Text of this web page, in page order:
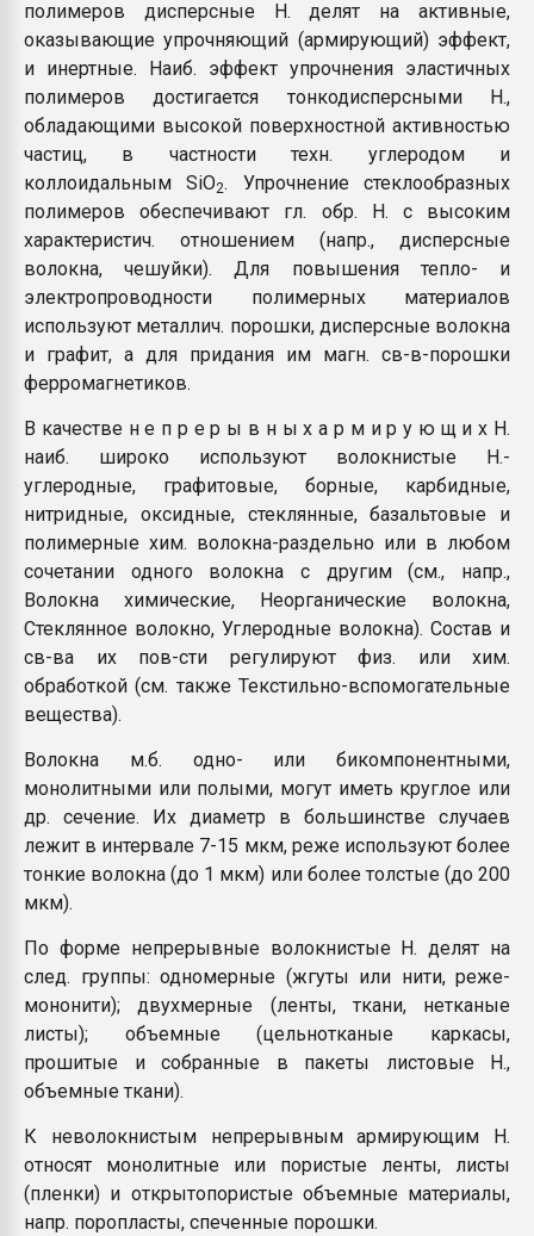
полимеров дисперсные Н. делят на активные,
оказывающие упрочняющий (армирующий) эффект,
и инертные. Наиб. эффект упрочнения эластичных
полимеров достигается тонкодисперсными Н.,
обладающими высокой поверхностной активностью
частиц, в частности техн. углеродом и
коллоидальным SiO2. Упрочнение стеклообразных
полимеров обеспечивают гл. обр. Н. с высоким
характеристич. отношением (напр., дисперсные
волокна, чешуйки). Для повышения тепло- и
электропроводности полимерных материалов
используют металлич. порошки, дисперсные волокна
и графит, а для придания им магн. св-в-порошки
ферромагнетиков.
В качестве н е п р е р ы в н ы х а р м и р у ю щ и х Н.
наиб. широко используют волокнистые Н.-
углеродные, графитовые, борные, карбидные,
нитридные, оксидные, стеклянные, базальтовые и
полимерные хим. волокна-раздельно или в любом
сочетании одного волокна с другим (см., напр.,
Волокна химические, Неорганические волокна,
Стеклянное волокно, Углеродные волокна). Состав и
св-ва их пов-сти регулируют физ. или хим.
обработкой (см. также Текстильно-вспомогательные
вещества).
Волокна м.б. одно- или бикомпонентными,
монолитными или полыми, могут иметь круглое или
др. сечение. Их диаметр в большинстве случаев
лежит в интервале 7-15 мкм, реже используют более
тонкие волокна (до 1 мкм) или более толстые (до 200
мкм).
По форме непрерывные волокнистые Н. делят на
след. группы: одномерные (жгуты или нити, реже-
мононити); двухмерные (ленты, ткани, нетканые
листы); объемные (цельнотканые каркасы,
прошитые и собранные в пакеты листовые Н.,
объемные ткани).
К неволокнистым непрерывным армирующим Н.
относят монолитные или пористые ленты, листы
(пленки) и открытопористые объемные материалы,
напр. поропласты, спеченные порошки.